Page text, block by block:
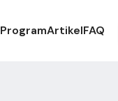
ProgramArtikelFAQ